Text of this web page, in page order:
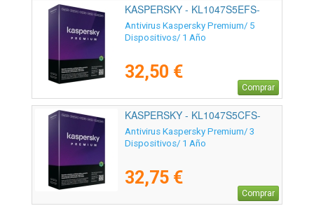
KASPERSKY - KL1047S5EFS-
SSB-ES
Antivirus Kaspersky Premium/ 5
Dispositivos/ 1 Año
32,50 €
Comprar
KASPERSKY - KL1047S5CFS-
SSB-ES
Antivirus Kaspersky Premium/ 3
Dispositivos/ 1 Año
32,75 €
Comprar